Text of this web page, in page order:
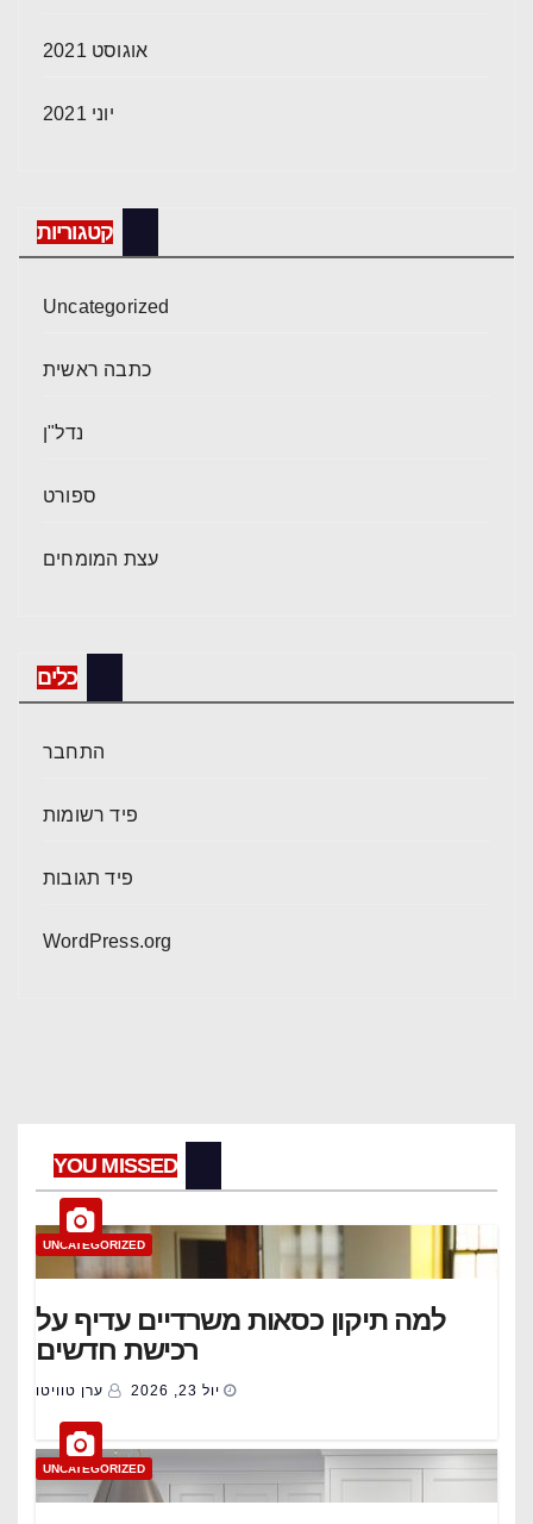
אוגוסט 2021
יוני 2021
קטגוריות
Uncategorized
כתבה ראשית
נדל"ן
ספורט
עצת המומחים
כלים
התחבר
פיד רשומות
פיד תגובות
WordPress.org
YOU MISSED
UNCATEGORIZED
למה תיקון כסאות משרדיים עדיף על
רכישת חדשים
יול 23, 2026 ערן טוויטו
UNCATEGORIZED